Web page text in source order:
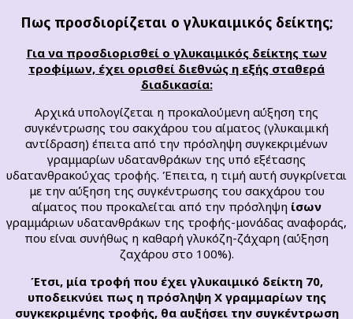
Πως προσδιορίζεται ο γλυκαιμικός δείκτης;
Για να προσδιορισθεί ο γλυκαιμικός δείκτης των
τροφίμων, έχει ορισθεί διεθνώς η εξής σταθερά
διαδικασία:
Αρχικά υπολογίζεται η προκαλούμενη αύξηση της
συγκέντρωσης του σακχάρου του αίματος (γλυκαιμική
αντίδραση) έπειτα από την πρόσληψη συγκεκριμένων
γραμμαρίων υδατανθράκων της υπό εξέτασης
υδατανθρακούχας τροφής. Έπειτα, η τιμή αυτή συγκρίνεται
με την αύξηση της συγκέντρωσης του σακχάρου του
αίματος που προκαλείται από την πρόσληψη ίσων
γραμμάριων υδατανθράκων της τροφής-μονάδας αναφοράς,
που είναι συνήθως η καθαρή γλυκόζη-ζάχαρη (αύξηση
ζαχάρου στο 100%).
Έτσι, μία τροφή που έχει γλυκαιμικό δείκτη 70,
υποδεικνύει πως η πρόσληψη Χ γραμμαρίων της
συγκεκριμένης τροφής, θα αυξήσει την συγκέντρωση